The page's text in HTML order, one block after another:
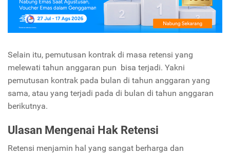
Selain itu, pemutusan kontrak di masa retensi yang
melewati tahun anggaran pun bisa terjadi. Yakni
pemutusan kontrak pada bulan di tahun anggaran yang
sama, atau yang terjadi pada di bulan di tahun anggaran
berikutnya.
Ulasan Mengenai Hak Retensi
Retensi menjamin hal yang sangat berharga dan